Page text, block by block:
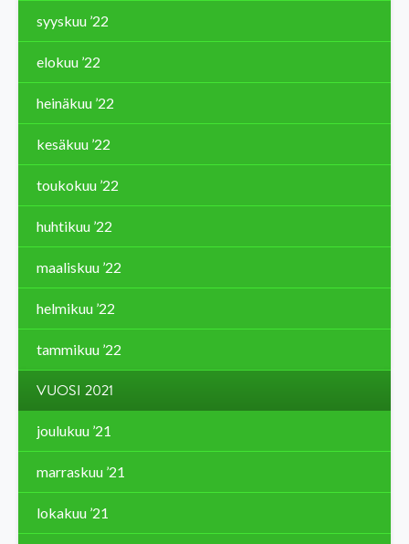
syyskuu ’22
elokuu ’22
heinäkuu ’22
kesäkuu ’22
toukokuu ’22
huhtikuu ’22
maaliskuu ’22
helmikuu ’22
tammikuu ’22
VUOSI 2021
joulukuu ’21
marraskuu ’21
lokakuu ’21